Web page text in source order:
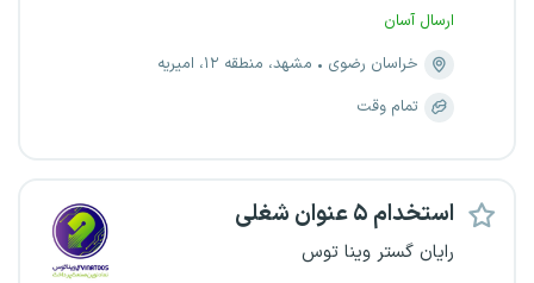
ارسال آسان
خراسان رضوی
مشهد، منطقه ۱۲، امیریه
تمام وقت
استخدام ۵ عنوان شغلی
رایان گستر وینا توس